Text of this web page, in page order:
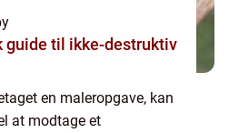
en maleropgave, kan
at modtage et